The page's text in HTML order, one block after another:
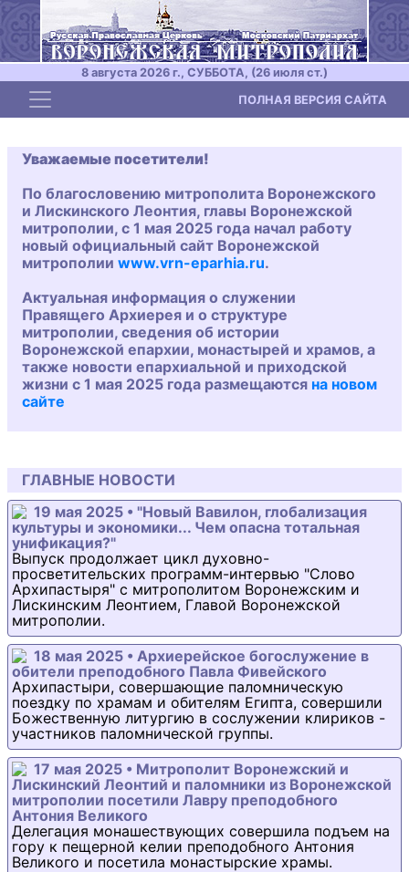
8 августа 2026 г., СУББОТА, (26 июля ст.)
Toggle navigation ПОЛНАЯ ВЕРСИЯ САЙТА
Уважаемые посетители!
По благословению митрополита Воронежского
и Лискинского Леонтия, главы Воронежской
митрополии, с 1 мая 2025 года начал работу
новый официальный сайт Воронежской
митрополии www.vrn-eparhia.ru.
Актуальная информация о служении
Правящего Архиерея и о структуре
митрополии, сведения об истории
Воронежской епархии, монастырей и храмов, а
также новости епархиальной и приходской
жизни с 1 мая 2025 года размещаются на новом
сайте
ГЛАВНЫЕ НОВОСТИ
19 мая 2025 • "Новый Вавилон, глобализация
культуры и экономики... Чем опасна тотальная
унификация?"
Выпуск продолжает цикл духовно-
просветительских программ-интервью "Слово
Архипастыря" с митрополитом Воронежским и
Лискинским Леонтием, Главой Воронежской
митрополии.
18 мая 2025 • Архиерейское богослужение в
обители преподобного Павла Фивейского
Архипастыри, совершающие паломническую
поездку по храмам и обителям Египта, совершили
Божественную литургию в сослужении клириков -
участников паломнической группы.
17 мая 2025 • Митрополит Воронежский и
Лискинский Леонтий и паломники из Воронежской
митрополии посетили Лавру преподобного
Антония Великого
Делегация монашествующих совершила подъем на
гору к пещерной келии преподобного Антония
Великого и посетила монастырские храмы.